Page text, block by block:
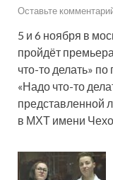
Оставьте
5 и 6 ноября в
пройдёт
что-то делать»
«Надо что-то
представленной
в МХТ имени